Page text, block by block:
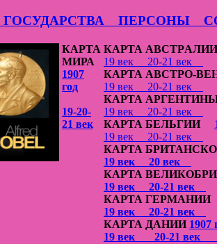
ПЕРСОНЫ
КАРТА
МИРА
1907
год
19-20-
21 век
КАРТА
19 век 20-21 век
КАРТА АВСТРО-
19 век 20-21 век
КАРТА
19 век 20-21 век
КАРТА БЕЛЬГИИ
19 век 20-21 век
КАРТА
19 век
20 век
КАРТА
19 век 20-21 век
КАРТА
19 век 20-21 век
КАРТА ДАНИИ 1907
19 век 20-21 век